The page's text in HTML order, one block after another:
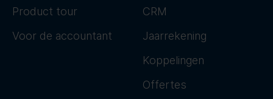
Product tour
Voor de accountant
CRM
Jaarrekening
Koppelingen
Offertes